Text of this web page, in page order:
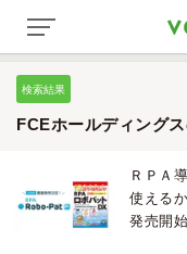
検索結果
FCEホールディング
ＲＰＡ
使える
発売開